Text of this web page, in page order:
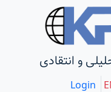
و انتقادی
Login